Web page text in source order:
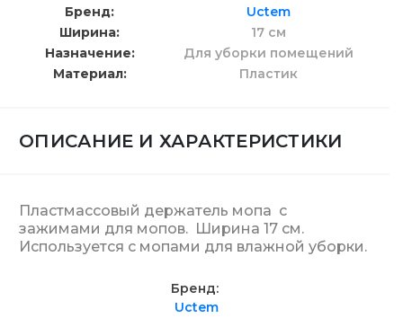
Бренд
Uctem
Ширина
17 см
Назначение
Для уборки помещений
Материал
Пластик
ОПИСАНИЕ И ХАРАКТЕРИСТИКИ
Пластмассовый держатель мопа с
зажимами для мопов. Ширина 17 см.
Используется с мопами для влажной уборки.
Бренд
Uctem